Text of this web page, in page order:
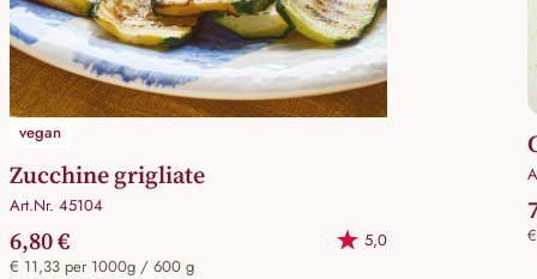
vegan
Zucchine grigliate
Art.Nr. 45104
6,80 €
5,0
€ 11,33 per 1000g / 600 g